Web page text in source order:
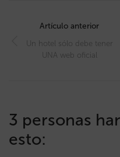
navigation
Artículo anterior
Un hotel sólo debe tener
UNA web oficial
3 personas
esto: